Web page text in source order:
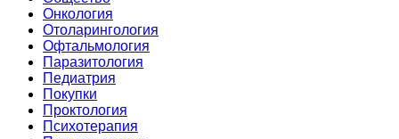
Онкология
Отоларингология
Офтальмология
Паразитология
Педиатрия
Покупки
Проктология
Психотерапия